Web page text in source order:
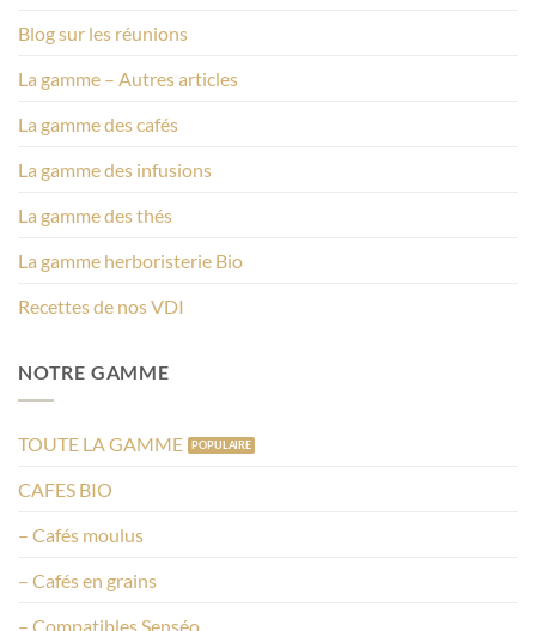
Blog sur les réunions
La gamme – Autres articles
La gamme des cafés
La gamme des infusions
La gamme des thés
La gamme herboristerie Bio
Recettes de nos VDI
NOTRE GAMME
TOUTE LA GAMME
CAFES BIO
– Cafés moulus
– Cafés en grains
– Compatibles Senséo